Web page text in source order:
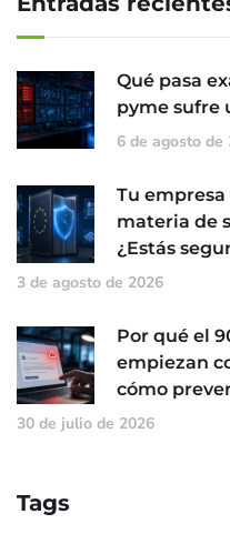
Qué pasa
pyme sufre
6 de agosto de
Tu empresa
materia de
¿Estás
3 de agosto de 2026
Por qué el
empiezan
cómo
30 de julio de 2026
Tags